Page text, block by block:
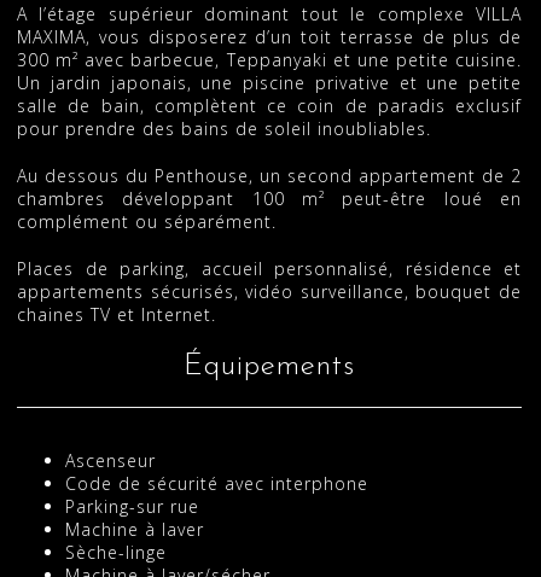
A l’étage supérieur dominant tout le complexe VILLA
MAXIMA, vous disposerez d’un toit terrasse de plus de
300 m² avec barbecue, Teppanyaki et une petite cuisine.
Un jardin japonais, une piscine privative et une petite
salle de bain, complètent ce coin de paradis exclusif
pour prendre des bains de soleil inoubliables.
Au dessous du Penthouse, un second appartement de 2
chambres développant 100 m² peut-être loué en
complément ou séparément.
Places de parking, accueil personnalisé, résidence et
appartements sécurisés, vidéo surveillance, bouquet de
chaines TV et Internet.
Équipements
Ascenseur
Code de sécurité avec interphone
Parking-sur rue
Machine à laver
Sèche-linge